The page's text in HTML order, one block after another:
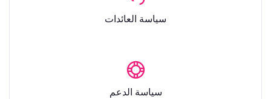
سياسة العائدات
سياسة الدعم